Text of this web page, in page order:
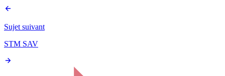
Sujet suivant
STM SAV